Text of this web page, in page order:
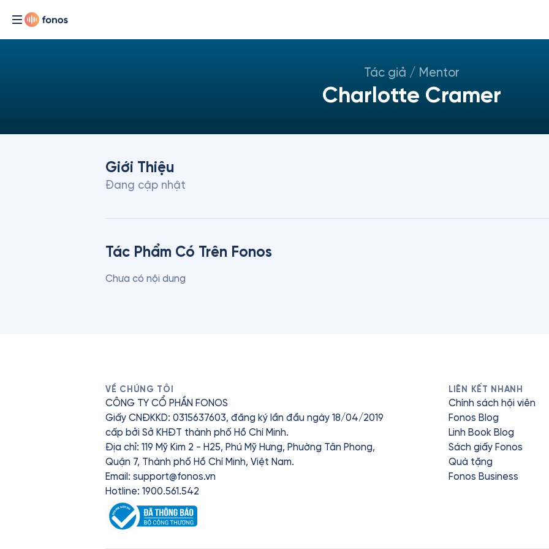
Tác giả / Mentor
Charlotte Cramer
Giới Thiệu
Đang cập nhật
Tác Phẩm Có Trên Fonos
Chưa có nội dung
VỀ CHÚNG TÔI
CÔNG TY CỔ PHẦN FONOS
Giấy CNĐKKD: 0315637603, đăng ký lần đầu ngày 18/04/2019
cấp bởi Sở KHĐT thành phố Hồ Chí Minh.
Địa chỉ: 119 Mỹ Kim 2 - H25, Phú Mỹ Hưng, Phường Tân Phong,
Quận 7, Thành phố Hồ Chí Minh, Việt Nam.
Email: support@fonos.vn
Hotline: 1900.561.542
LIÊN KẾT NHANH
Chính sách hội viên
Fonos Blog
Linh Book Blog
Sách giấy Fonos
Quà tặng
Fonos Business